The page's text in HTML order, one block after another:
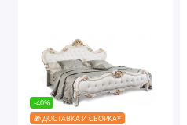
-40%
🎁 ДОСТАВКА И СБОРКА*